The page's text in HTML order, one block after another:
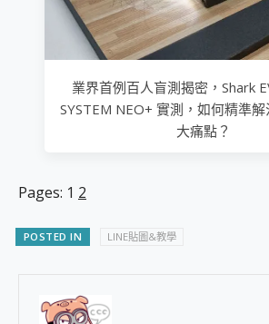
業界首例百人盲測揭密，Shark
SYSTEM NEO+ 實測，如何精準
大痛點？
Pages: 1 2
POSTED IN LINE貼圖&教學